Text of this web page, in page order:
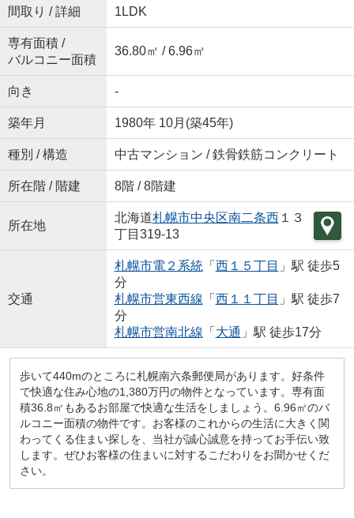
間取り / 詳細 1LDK
専有面積 /
バルコニー面積
36.80㎡ / 6.96㎡
向き -
築年月 1980年 10月(築45年)
種別 / 構造 中古マンション / 鉄骨鉄筋コンクリート
所在階 / 階建 8階 / 8階建
所在地
北海道札幌市中央区南二条西１３
丁目319-13
交通
札幌市電２系統「 西１５丁目 」駅 徒歩5
分
札幌市営東西線 「 西１１丁目 」駅 徒歩7
分
札幌市営南北線 「 大通 」駅 徒歩17分
歩いて440mのところに札幌南六条郵便局があります。好条件
で快適な住み心地の1,380万円の物件となっています。専有面
積36.8㎡もあるお部屋で快適な生活をしましょう。6.96㎡のバ
ルコニー面積の物件です。お客様のこれからの生活に大きく関
わってくる住まい探しを、当社が誠心誠意を持ってお手伝い致
します。ぜひお客様の住まいに対するこだわりをお聞かせくだ
さい。